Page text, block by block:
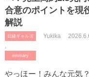
合意のポイントを現
解説
日経ギャルズ
,
emmary
Yukika
やっほー！みんな元気